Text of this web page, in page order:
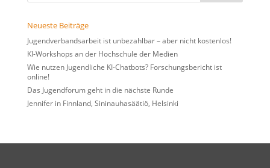
Neueste Beiträge
Jugendverbandsarbeit ist unbezahlbar – aber nicht kostenlos!
KI-Workshops an der Hochschule der Medien
Wie nutzen Jugendliche KI-Chatbots? Forschungsbericht ist
online!
Das Jugendforum geht in die nächste Runde
Jennifer in Finnland, Sininauhasäätiö, Helsinki